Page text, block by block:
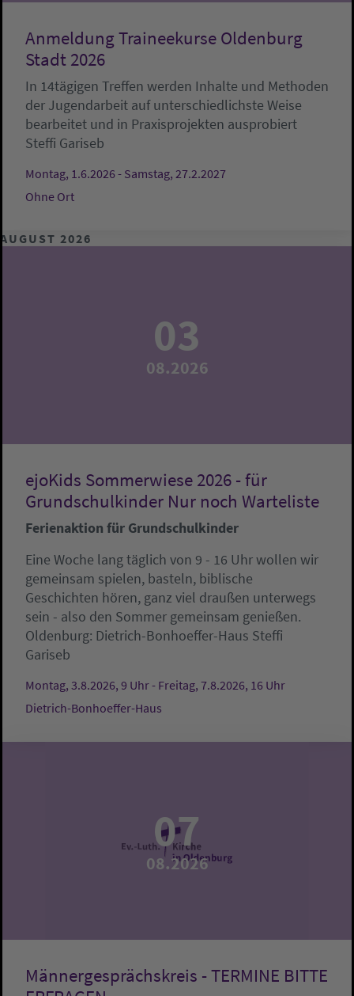
Anmeldung Traineekurse Oldenburg
Stadt 2026
In 14tägigen Treffen werden Inhalte und Methoden
der Jugendarbeit auf unterschiedlichste Weise
bearbeitet und in Praxisprojekten ausprobiert
Steffi Gariseb
Montag, 1.6.2026 - Samstag, 27.2.2027
Ohne Ort
AUGUST 2026
03
08.2026
ejoKids Sommerwiese 2026 - für
Grundschulkinder Nur noch Warteliste
Ferienaktion für Grundschulkinder
Eine Woche lang täglich von 9 - 16 Uhr wollen wir
gemeinsam spielen, basteln, biblische
Geschichten hören, ganz viel draußen unterwegs
sein - also den Sommer gemeinsam genießen.
Oldenburg: Dietrich-Bonhoeffer-Haus Steffi
Gariseb
Montag, 3.8.2026, 9 Uhr - Freitag, 7.8.2026, 16 Uhr
Dietrich-Bonhoeffer-Haus
07
08.2026
Männergesprächskreis - TERMINE BITTE